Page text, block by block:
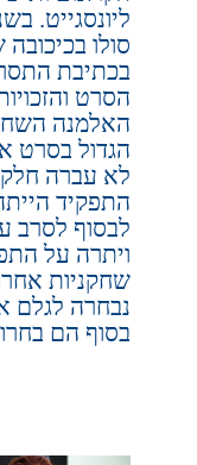
סולו
בכתיבת
האלמנה
לא עברה
התפקיד
לבסוף לסרב
ויתרה על
שחקניות
נבחרה לגלם
בסוף הם